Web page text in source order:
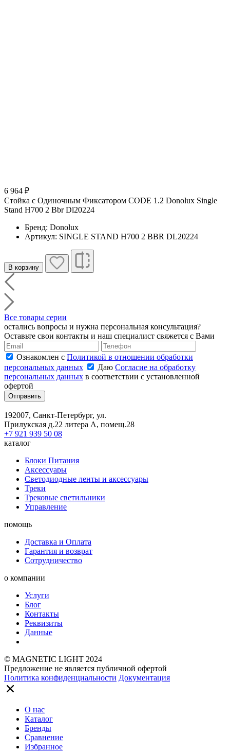
6 964 ₽
Стойка с Одиночным Фиксатором CODE 1.2 Donolux Single
Stand H700 2 Bbr Dl20224
Бренд: Donolux
Артикул: SINGLE STAND H700 2 BBR DL20224
В корзину
Все товары серии
остались вопросы и нужна персональная консультация?
Оставьте свои контакты и наш специалист свяжется с Вами
Ознакомлен с Политикой в отношении обработки
персональных данных
Даю Согласие на обработку
персональных данных в соответствии с установленной
офертой
Отправить
192007, Санкт-Петербург, ул.
Прилукская д.22 литера А, помещ.28
+7 921 939 50 08
каталог
Блоки Питания
Аксессуары
Светодиодные ленты и аксессуары
Треки
Трековые светильники
Управление
помощь
Доставка и Оплата
Гарантия и возврат
Сотрудничество
о компании
Услуги
Блог
Контакты
Реквизиты
Данные
© MAGNETIC LIGHT 2024
Предложение не является публичной офертой
Политика конфиденциальности Документация
О нас
Каталог
Бренды
Сравнение
Избранное